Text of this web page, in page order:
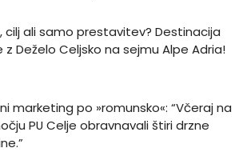
cilj ali samo prestavitev? Destinacija
z Deželo Celjsko na sejmu Alpe Adria!
marketing po »romunsko«: “Včeraj na
PU Celje obravnavali štiri drzne